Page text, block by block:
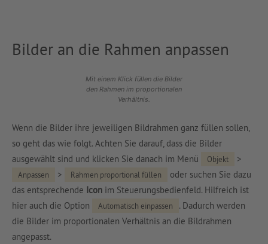
Bilder an die Rahmen anpassen
Mit einem Klick füllen die Bilder
den Rahmen im proportionalen
Verhältnis.
Wenn die Bilder ihre jeweiligen Bildrahmen ganz füllen sollen,
so geht das wie folgt. Achten Sie darauf, dass die Bilder
ausgewählt sind und klicken Sie danach im Menü
Objekt >
Anpassen > Rahmen proportional füllen
oder suchen Sie dazu
das entsprechende Icon im Steuerungsbedienfeld. Hilfreich ist
hier auch die Option
Automatisch einpassen
. Dadurch werden
die Bilder im proportionalen Verhältnis an die Bildrahmen
angepasst.